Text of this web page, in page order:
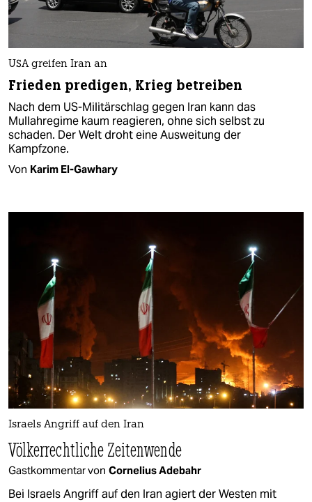
USA greifen Iran an
Frieden predigen, Krieg betreiben
Nach dem US-Militärschlag gegen Iran kann das
Mullahregime kaum reagieren, ohne sich selbst zu
schaden. Der Welt droht eine Ausweitung der
Kampfzone.
Von Karim El-Gawhary
Israels Angriff auf den Iran
Völkerrechtliche Zeitenwende
Gastkommentar von Cornelius Adebahr
Bei Israels Angriff auf den Iran agiert der Westen mit